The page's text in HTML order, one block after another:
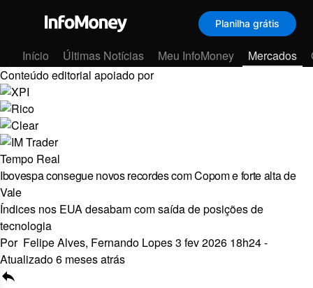
Planilha grátis
Início Últimas Notícias Meu InfoMoney Mercados
Conteúdo editorial apoiado por
Tempo Real
Ibovespa consegue novos recordes com Copom e forte alta de
Vale
Índices nos EUA desabam com saída de posições de
tecnologia
Por Felipe Alves, Fernando Lopes3 fev 2026 18h24-
Atualizado 6 meses atrás
reply